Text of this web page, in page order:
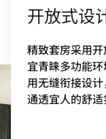
开放式设
精致套房采用
宜青睐多功能
用无缝衔接设
通透宜人的舒适